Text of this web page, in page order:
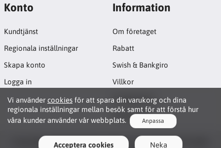
Vi använder cookies för att spara din varukorg och dina
regionala inställningar mellan besök samt för att förstå hur
våra kunder använder vår webbplats.
Anpassa
Functionality CookiesAcceptera cookies Neka
Konto
Kundtjänst
Regionala inställningar
Skapa konto
Logga in
Information
Om företaget
Rabatt
Swish & Bankgiro
Villkor
Cookiepolicy
Projektsida
Copyright © 2026 JB CNC & Linear Components AB. All rights